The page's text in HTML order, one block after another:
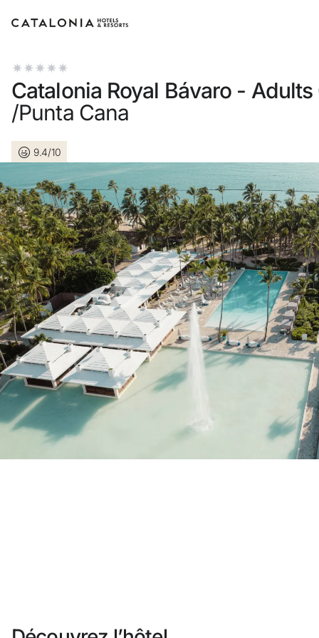
Connectez-vous à votre compte
LOGIN
Vous avez oublié votre mot de passe ?
ou utilisez l’une de ces options
Connexion via Google
Connexion par adresse électronique
Vous n'êtes pas encore inscrit ?
Créer un compte
Profitez des avantages du programme
Catalonia Royal Bávaro - Adults
/Punta Cana
9.4/10